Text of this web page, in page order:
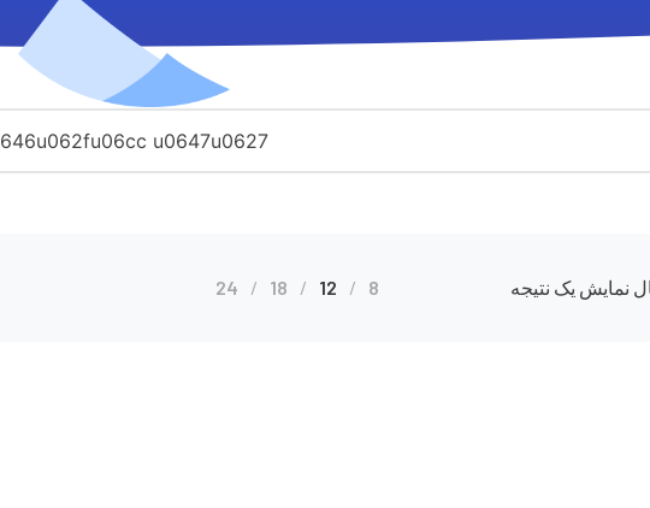
نمایش یک نتیجه 8
12
18
24